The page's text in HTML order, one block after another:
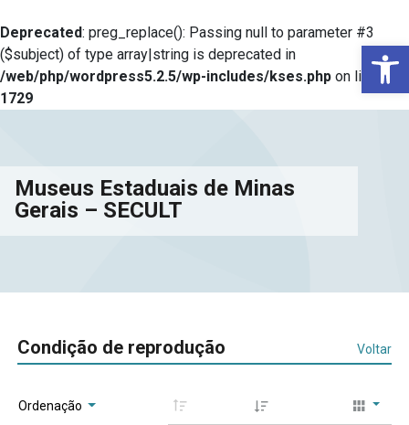
Deprecated: preg_replace(): Passing null to parameter #3
($subject) of type array|string is deprecated in
/web/php/wordpress5.2.5/wp-includes/kses.php on line
1729
Museus Estaduais de Minas
Gerais – SECULT
Condição de reprodução Voltar
Ordenação